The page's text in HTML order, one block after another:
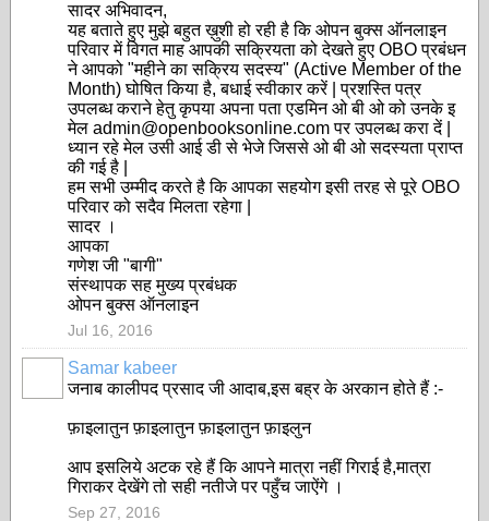
सादर अभिवादन,
यह बताते हुए मुझे बहुत ख़ुशी हो रही है कि ओपन बुक्स ऑनलाइन
परिवार में विगत माह आपकी सक्रियता को देखते हुए OBO प्रबंधन
ने आपको "महीने का सक्रिय सदस्य" (Active Member of the
Month) घोषित किया है, बधाई स्वीकार करें | प्रशस्ति पत्र
उपलब्ध कराने हेतु कृपया अपना पता एडमिन ओ बी ओ को उनके इ
मेल admin@openbooksonline.com पर उपलब्ध करा दें |
ध्यान रहे मेल उसी आई डी से भेजे जिससे ओ बी ओ सदस्यता प्राप्त
की गई है |
हम सभी उम्मीद करते है कि आपका सहयोग इसी तरह से पूरे OBO
परिवार को सदैव मिलता रहेगा |
सादर ।
आपका
गणेश जी "बागी"
संस्थापक सह मुख्य प्रबंधक
ओपन बुक्स ऑनलाइन
Jul 16, 2016
Samar kabeer
जनाब कालीपद प्रसाद जी आदाब,इस बह्र के अरकान होते हैं :-
फ़ाइलातुन फ़ाइलातुन फ़ाइलातुन फ़ाइलुन
आप इसलिये अटक रहे हैं कि आपने मात्रा नहीं गिराई है,मात्रा
गिराकर देखेंगे तो सही नतीजे पर पहुँच जाऐंगे ।
Sep 27, 2016